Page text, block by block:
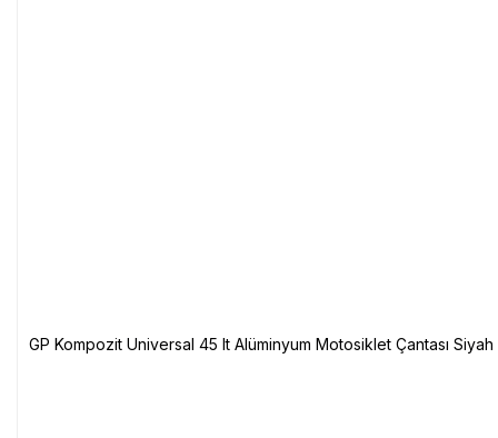
GP Kompozit Universal 45 lt Alüminyum Motosiklet Çantası Siyah